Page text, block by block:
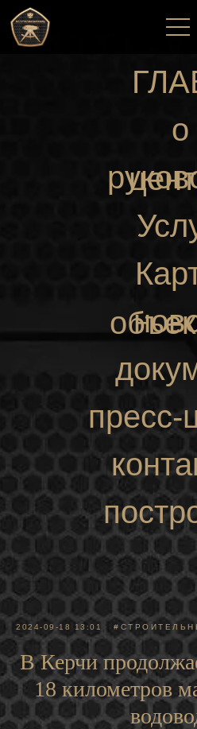
пресс-
о
2024-09-18 13:01
В Керчи
18 километров